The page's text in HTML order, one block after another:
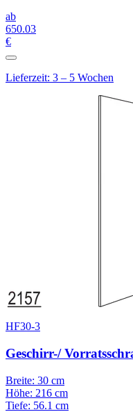
ab
650.03
€
Lieferzeit: 3 – 5 Wochen
HF30-3
Geschirr-/
Breite: 30 cm
Höhe: 216 cm
Tiefe: 56.1 cm